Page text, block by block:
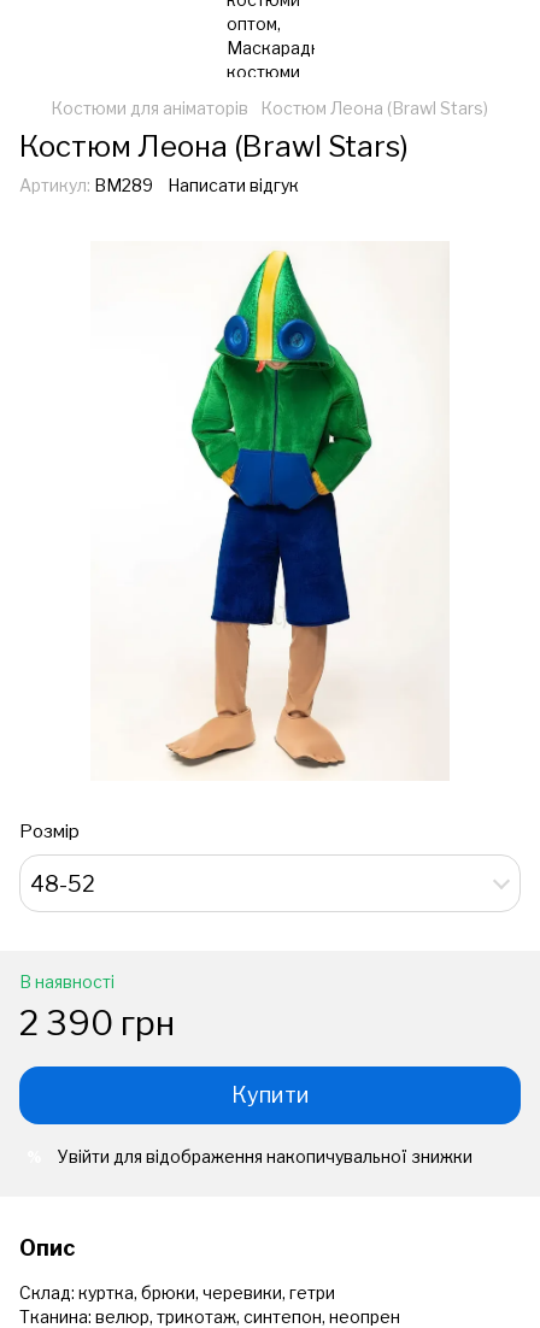
Костюми для аніматорів Костюм Леона (Brawl Stars)
Костюм Леона (Brawl Stars)
Артикул: ВМ289 Написати відгук
Розмір
48-52
В наявності
2 390 грн
Купити
Увійти для відображення накопичувальної знижки
Опис
Склад: куртка, брюки, черевики, гетри
Тканина: велюр, трикотаж, синтепон, неопрен